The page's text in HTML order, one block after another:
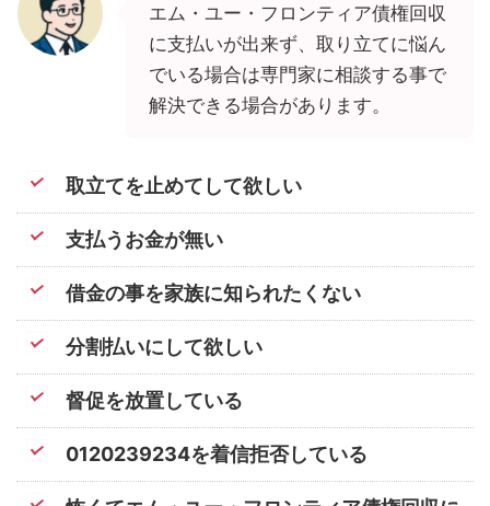
エム・ユー・フロンティア債権回収
に支払いが出来ず、取り立てに悩ん
でいる場合は専門家に相談する事で
解決できる場合があります。
取立てを止めてして欲しい
支払うお金が無い
借金の事を家族に知られたくない
分割払いにして欲しい
督促を放置している
0120239234を着信拒否している